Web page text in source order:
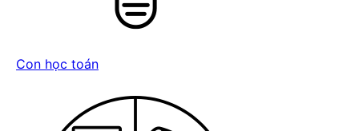
Con học toán